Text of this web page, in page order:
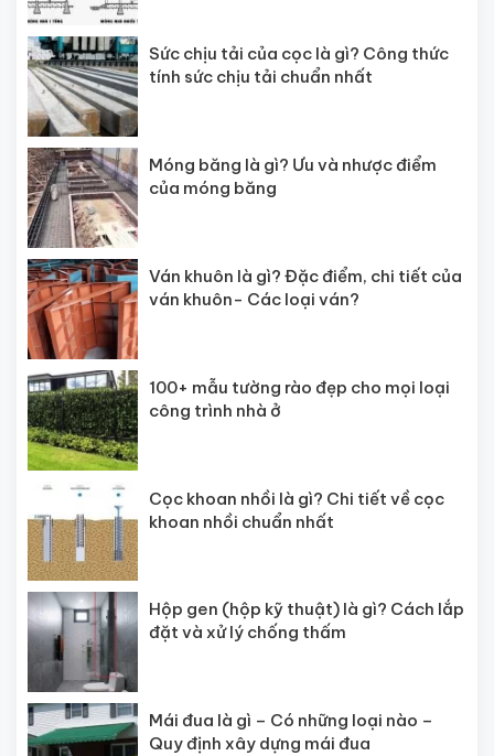
Sức chịu tải của cọc là gì? Công thức
tính sức chịu tải chuẩn nhất
Móng băng là gì? Ưu và nhược điểm
của móng băng
Ván khuôn là gì? Đặc điểm, chi tiết của
ván khuôn- Các loại ván?
100+ mẫu tường rào đẹp cho mọi loại
công trình nhà ở
Cọc khoan nhồi là gì? Chi tiết về cọc
khoan nhồi chuẩn nhất
Hộp gen (hộp kỹ thuật) là gì? Cách lắp
đặt và xử lý chống thấm
Mái đua là gì – Có những loại nào –
Quy định xây dựng mái đua